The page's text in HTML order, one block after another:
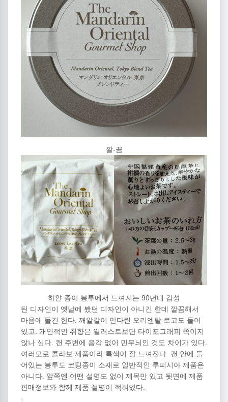
깔-끔
하얀 종이 봉투에서 느껴지는 90년대 감성
틴 디자인이 옛날에 봤던 디자인이 아니긴 한데 깔끔해서
마음에 들긴 한다. 깨알같이 만다린 오리엔탈 로고도 들어
있고. 개인적인 취향은 일러스트보단 타이포그래피 쪽이지
않나 싶다. 캔 주변에 음각 없이 민무늬인 것도 차이가 있다.
여러모로 콜라보 제품이라 특색이 잘 느껴진다. 캔 안에 들
어있는 봉투도 코팅종이 소재로 일반적인 루피시아 제품은
아니다. 앞쪽엔 어떤 설명도 없이 제목만 있고 뒷면에 제품
판매정보와 함께 제품 설명이 적혀있다.